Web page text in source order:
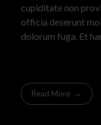
cupiditate non
officia deserunt
dolorum fuga. Et
Read More